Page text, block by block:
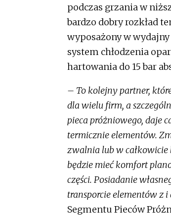
podczas grzania w
bardzo dobry rozkład
wyposażony w
system chłodzenia
hartowania do 15 bar
– To kolejny partner,
dla wielu firm, a
pieca próżniowego, daje
termicznie elementów.
zwalnia lub w całkowicie
będzie mieć komfort
części. Posiadanie
transporcie elementów z
Segmentu Pieców